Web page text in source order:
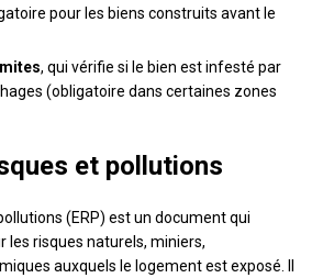
pour les biens construits avant le
, qui vérifie si le bien est infesté par
(obligatoire dans certaines zones
et pollutions
(ERP) est un document qui
les risques naturels, miniers,
auxquels le logement est exposé. Il